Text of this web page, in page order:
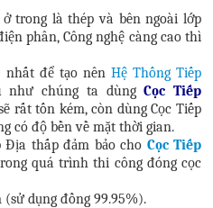
ở trong là thép và bên ngoài lớp
phân, Công nghệ càng cao thì
để tạo nên Hệ Thống Tiếp
như chúng ta dùngCọc Tiếp
rất tốn kém, còn dùng Cọc Tiếp
có độ bền về mặt thời gian.
Địa thấp đảm bảo cho Cọc Tiếp
quá trình thi công đóng cọc
dụng đồng 99.95%).